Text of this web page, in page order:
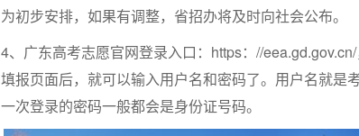
为初步安排，如果有调整，省招办将及时向社会公布。
4、广东高考志愿官网登录入口：https：//
填报页面后，就可以输入用户名和密码了。用户名就是
一次登录的密码一般都会是身份证号码。